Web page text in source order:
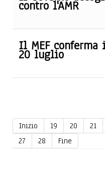
contro l'AMR
Il MEF
20 luglio
Inizio 19 20 21
27
28 Fine